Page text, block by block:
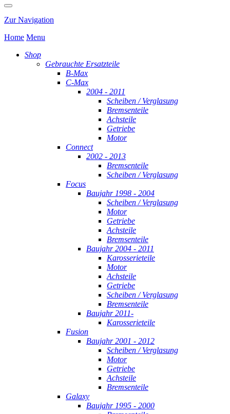
Zur Navigation
Home Menu
Shop
Gebrauchte Ersatzteile
B-Max
C-Max
2004 - 2011
Scheiben / Verglasung
Bremsenteile
Achsteile
Getriebe
Motor
Connect
2002 - 2013
Bremsenteile
Scheiben / Verglasung
Focus
Baujahr 1998 - 2004
Scheiben / Verglasung
Motor
Getriebe
Achsteile
Bremsenteile
Baujahr 2004 - 2011
Karosserieteile
Motor
Achsteile
Getriebe
Scheiben / Verglasung
Bremsenteile
Baujahr 2011-
Karosserieteile
Fusion
Baujahr 2001 - 2012
Scheiben / Verglasung
Motor
Getriebe
Achsteile
Bremsenteile
Galaxy
Baujahr 1995 - 2000